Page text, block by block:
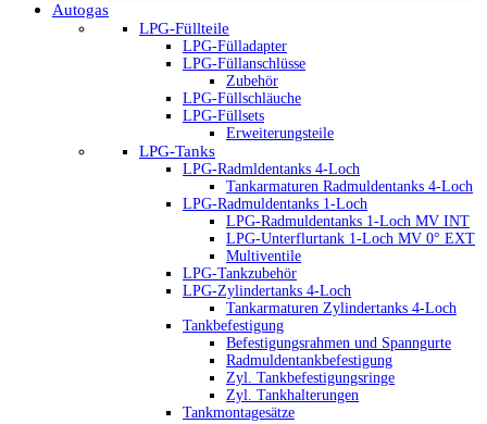
Autogas
LPG-Füllteile
LPG-Fülladapter
LPG-Füllanschlüsse
Zubehör
LPG-Füllschläuche
LPG-Füllsets
Erweiterungsteile
LPG-Tanks
LPG-Radmldentanks 4-Loch
Tankarmaturen Radmuldentanks 4-Loch
LPG-Radmuldentanks 1-Loch
LPG-Radmuldentanks 1-Loch MV INT
LPG-Unterflurtank 1-Loch MV 0° EXT
Multiventile
LPG-Tankzubehör
LPG-Zylindertanks 4-Loch
Tankarmaturen Zylindertanks 4-Loch
Tankbefestigung
Befestigungsrahmen und Spanngurte
Radmuldentankbefestigung
Zyl. Tankbefestigungsringe
Zyl. Tankhalterungen
Tankmontagesätze